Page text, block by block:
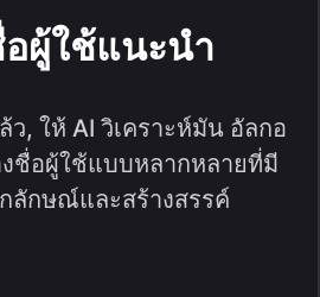
ผู้ใช้แนะนำ
, ให้ AI วิเคราะห์มัน อัลกอ
ชื่อผู้ใช้แบบหลากหลายที่มี
ลักษณ์และสร้างสรรค์